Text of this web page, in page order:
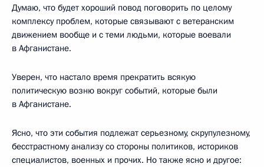
Думаю, что будет хороший повод поговорить по целому
комплексу проблем, которые связывают с ветеранским
движением вообще и с теми людьми, которые воевали
в Афганистане.
Уверен, что настало время прекратить всякую
политическую возню вокруг событий, которые были
в Афганистане.
Ясно, что эти события подлежат серьезному, скрупулезному,
бесстрастному анализу со стороны политиков, историков
специалистов, военных и прочих. Но также ясно и другое: